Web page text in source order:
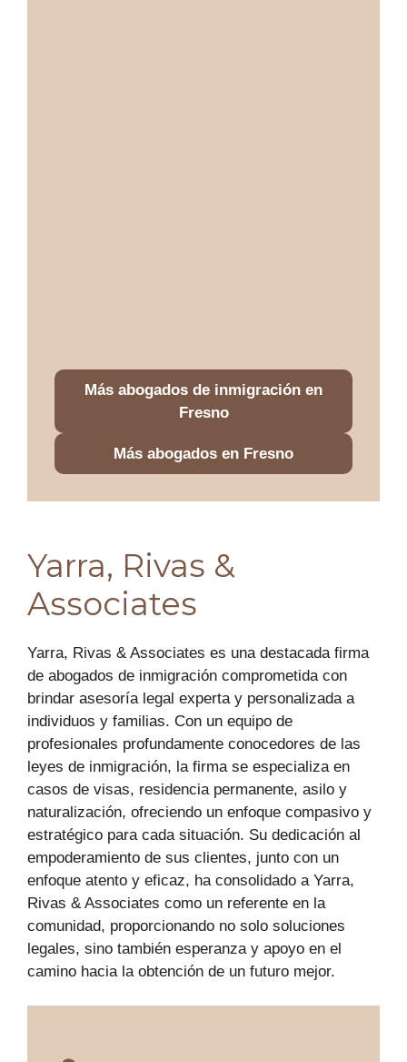
Más abogados de inmigración en
Fresno
Más abogados en Fresno
Yarra, Rivas &
Associates
Yarra, Rivas & Associates es una destacada firma
de abogados de inmigración comprometida con
brindar asesoría legal experta y personalizada a
individuos y familias. Con un equipo de
profesionales profundamente conocedores de las
leyes de inmigración, la firma se especializa en
casos de visas, residencia permanente, asilo y
naturalización, ofreciendo un enfoque compasivo y
estratégico para cada situación. Su dedicación al
empoderamiento de sus clientes, junto con un
enfoque atento y eficaz, ha consolidado a Yarra,
Rivas & Associates como un referente en la
comunidad, proporcionando no solo soluciones
legales, sino también esperanza y apoyo en el
camino hacia la obtención de un futuro mejor.